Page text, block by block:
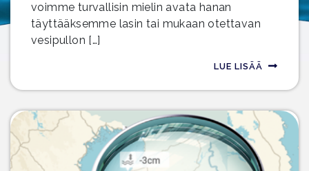
voimme turvallisin mielin avata hanan
täyttääksemme lasin tai mukaan otettavan
vesipullon […]
LUE LISÄÄ